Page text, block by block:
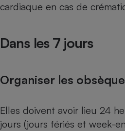
cardiaque en cas de
Dans les 7 jours
Organiser les
Elles doivent avoir lieu 24
jours (jours fériés et week-